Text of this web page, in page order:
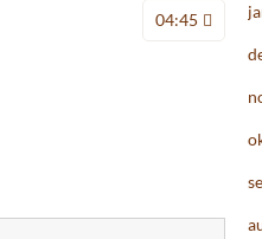
04:45